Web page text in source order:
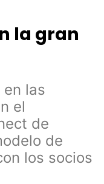
la gran
en las
el
de
de
los socios